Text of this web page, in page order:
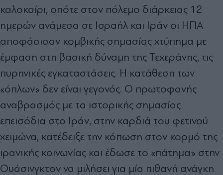
καλοκαίρι, οπότε στον πόλεμο διάρκειας 12
ημερών ανάμεσα σε Ισραήλ και Ιράν οι ΗΠΑ
αποφάσισαν κομβικής σημασίας χτύπημα με
έμφαση στη βασική δύναμη της Τεχεράνης, τις
πυρηνικές εγκαταστάσεις. Η κατάθεση των
«όπλων» δεν είναι γεγονός. Ο πρωτοφανής
αναβρασμός με τα ιστορικής σημασίας
επεισόδια στο Ιράν, στην καρδιά του φετινού
χειμώνα, κατέδειξε την κόπωση στον κορμό της
ιρανικής κοινωνίας και έδωσε το «πάτημα» στην
Ουάσινγκτον να μιλήσει για μία πιθανή ανάγκη